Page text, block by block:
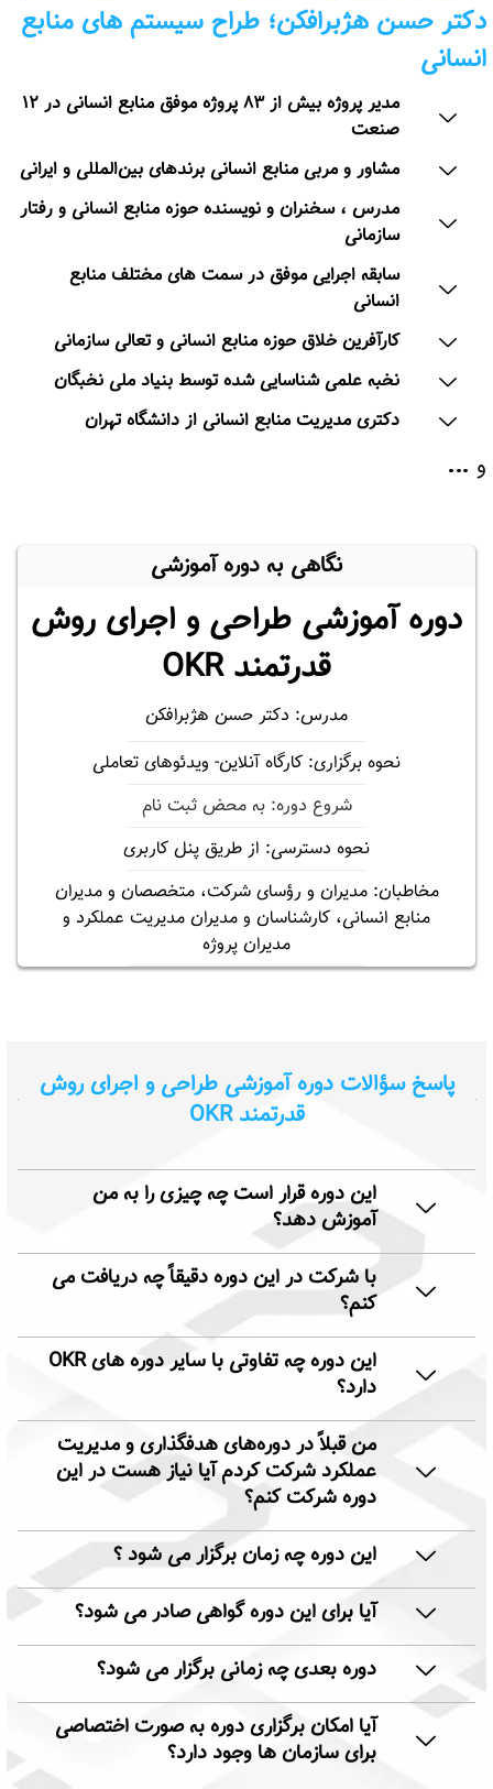
دکتر حسن هژبرافکن؛ طراح سیستم های منابع
انسانی
مدیر پروژه بیش از ۸۳ پروژه موفق منابع انسانی در ۱۲
صنعت
مشاور و مربی منابع انسانی برندهای بین‌المللی و ایرانی
مدرس ، سخنران و نویسنده حوزه منابع انسانی و رفتار
سازمانی
سابقه اجرایی موفق در سمت های مختلف منابع
انسانی
کارآفرین خلاق حوزه منابع انسانی و تعالی سازمانی
نخبه علمی شناسایی شده توسط بنیاد ملی نخبگان
دکتری مدیریت منابع انسانی از دانشگاه تهران
و …
نگاهی به دوره آموزشی
دوره آموزشی طراحی و اجرای روش
قدرتمند OKR
مدرس: دکتر حسن هژبرافکن
نحوه برگزاری: کارگاه آنلاین- ویدئوهای تعاملی
شروع دوره: به محض ثبت نام
نحوه دسترسی: از طریق پنل کاربری
مخاطبان: مدیران و رؤسای شرکت، متخصصان و مدیران
منابع انسانی، کارشناسان و مدیران مدیریت عملکرد و
مدیران پروژه
پاسخ سؤالات دوره آموزشی طراحی و اجرای روش
قدرتمند OKR
این دوره قرار است چه چیزی را به من
آموزش دهد؟
با شرکت در این دوره دقیقاً چه دریافت می
کنم؟
این دوره چه تفاوتی با سایر دوره های OKR
دارد؟
من قبلاً در دوره‌های هدفگذاری و مدیریت
عملکرد شرکت کردم آیا نیاز هست در این
دوره شرکت کنم؟
این دوره چه زمان برگزار می شود ؟
آیا برای این دوره گواهی صادر می شود؟
دوره بعدی چه زمانی برگزار می شود؟
آیا امکان برگزاری دوره به صورت اختصاصی
برای سازمان ها وجود دارد؟